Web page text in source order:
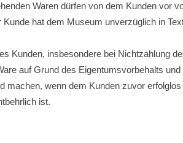
Waren dürfen von dem Kunden vor
hat dem Museum unverzüglich in
Kunden, insbesondere bei Nichtzahlung
auf Grund des Eigentumsvorbehalts
machen, wenn dem Kunden zuvor
ist.